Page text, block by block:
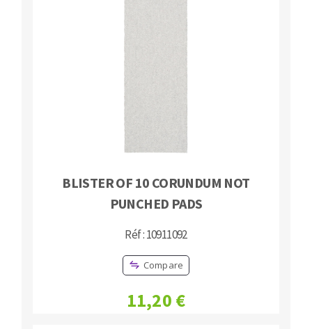
BLISTER OF 10 CORUNDUM NOT
PUNCHED PADS
Réf : 10911092
Compare
11,20 €